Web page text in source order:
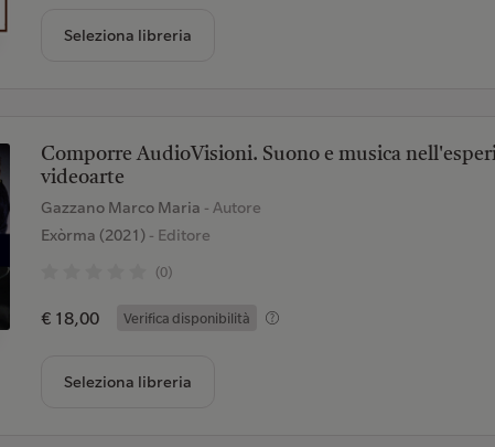
Seleziona libreria
Comporre AudioVisioni. Suono e musica
videoarte
Gazzano Marco Maria - Autore
Exòrma (2021)- Editore
(0)
€ 18,00 Verifica disponibilità
Seleziona libreria